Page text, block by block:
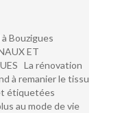
Bouzigues
ET
La rénovation
à remanier le tissu
étiquetées
au mode de vie